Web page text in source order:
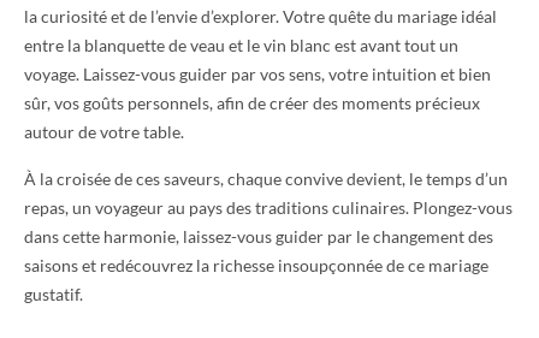
la curiosité et de l’envie d’explorer. Votre quête du mariage idéal
entre la blanquette de veau et le vin blanc est avant tout un
voyage. Laissez-vous guider par vos sens, votre intuition et bien
sûr, vos goûts personnels, afin de créer des moments précieux
autour de votre table.
À la croisée de ces saveurs, chaque convive devient, le temps d’un
repas, un voyageur au pays des traditions culinaires. Plongez-vous
dans cette harmonie, laissez-vous guider par le changement des
saisons et redécouvrez la richesse insoupçonnée de ce mariage
gustatif.